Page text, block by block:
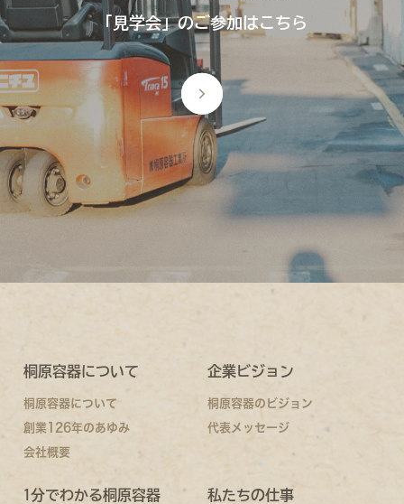
「見学会」のご参加はこちら
桐原容器について
桐原容器について
創業126年のあゆみ
会社概要
企業ビジョン
桐原容器のビジョン
代表メッセージ
1分でわかる桐原容器 私たちの仕事